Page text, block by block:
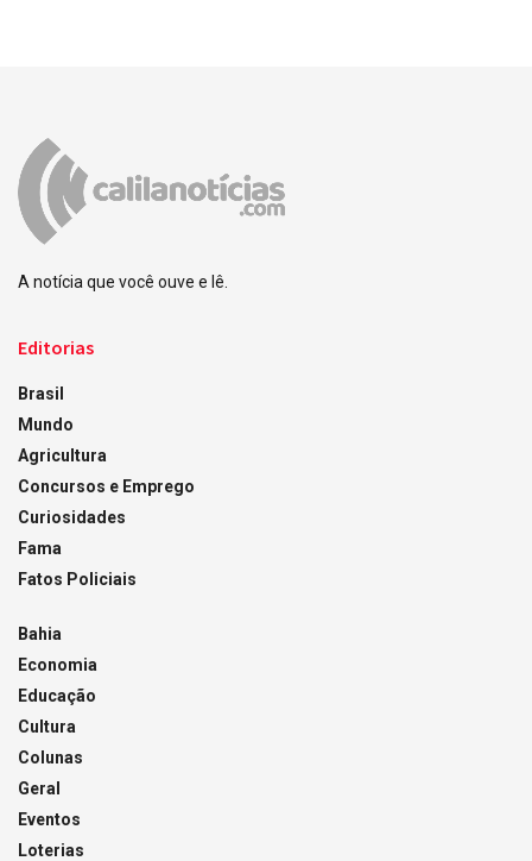
A notícia que você ouve e lê.
Editorias
Brasil
Mundo
Agricultura
Concursos e Emprego
Curiosidades
Fama
Fatos Policiais
Bahia
Economia
Educação
Cultura
Colunas
Geral
Eventos
Loterias